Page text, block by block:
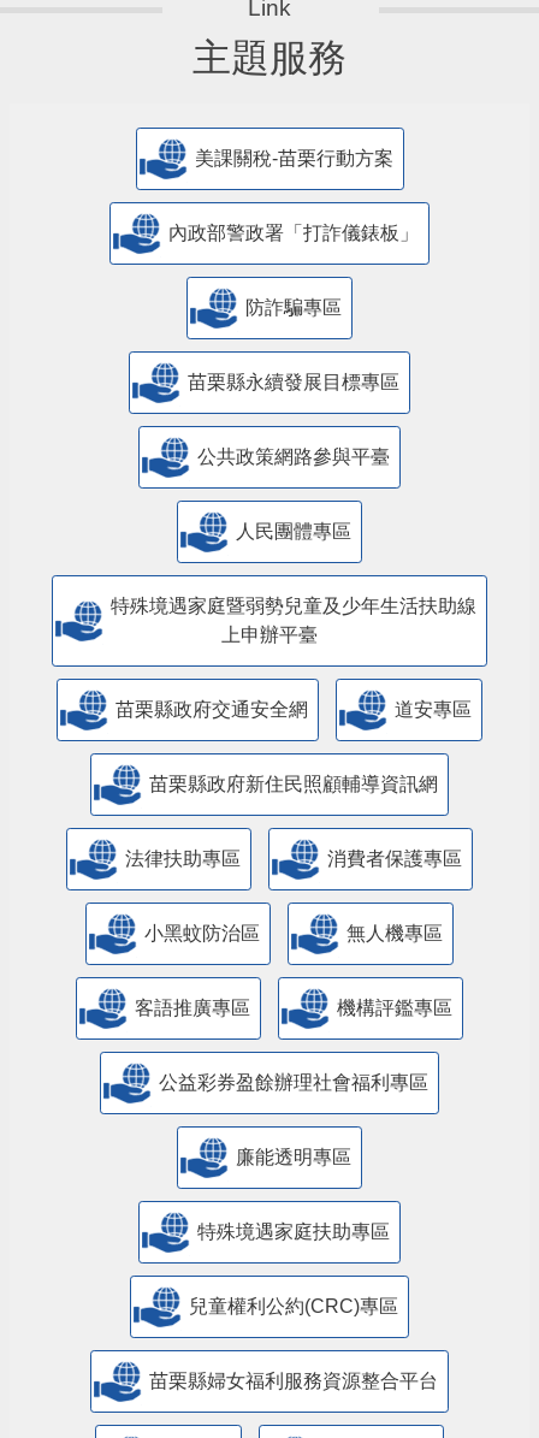
主題服務
美課關稅-苗栗行動方案
內政部警政署「打詐儀錶板」
防詐騙專區
苗栗縣永續發展目標專區
公共政策網路參與平臺
人民團體專區
特殊境遇家庭暨弱勢兒童及少年生活扶助線
上申辦平臺
苗栗縣政府交通安全網 道安專區
苗栗縣政府新住民照顧輔導資訊網
法律扶助專區 消費者保護專區
小黑蚊防治區 無人機專區
客語推廣專區 機構評鑑專區
公益彩券盈餘辦理社會福利專區
廉能透明專區
特殊境遇家庭扶助專區
兒童權利公約(CRC)專區
苗栗縣婦女福利服務資源整合平台